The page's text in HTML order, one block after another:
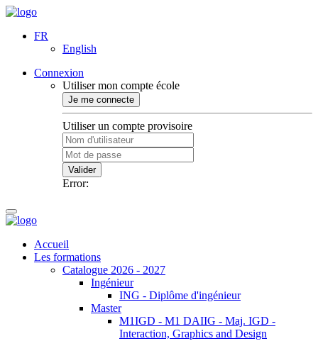
FR
English
Connexion
Utiliser mon compte école
Je me connecte
Utiliser un compte provisoire
Valider
Error:
Accueil
Les formations
Catalogue 2026 - 2027
Ingénieur
ING - Diplôme d'ingénieur
Master
M1IGD - M1 DAIIG - Maj. IGD -
Interaction, Graphics and Design